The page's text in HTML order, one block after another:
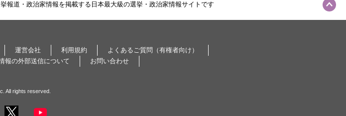
報道・政治家情報を掲載する日本最大級の選挙・政治家情報サイトです
運営会社 利用規約
よくあるご質問（有権者向け）
報の外部送信について お問い合わせ
All rights reserved.